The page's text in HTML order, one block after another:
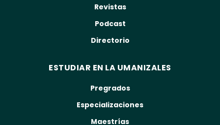
Revistas
Podcast
Directorio
ESTUDIAR EN LA UMANIZALES
Pregrados
Especializaciones
Maestrías